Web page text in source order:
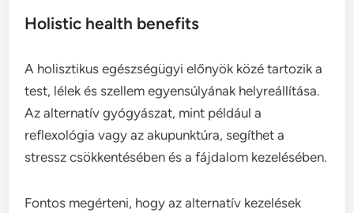
Holistic health benefits
A holisztikus egészségügyi előnyök közé tartozik a
test, lélek és szellem egyensúlyának helyreállítása.
Az alternatív gyógyászat, mint például a
reflexológia vagy az akupunktúra, segíthet a
stressz csökkentésében és a fájdalom kezelésében.
Fontos megérteni, hogy az alternatív kezelések